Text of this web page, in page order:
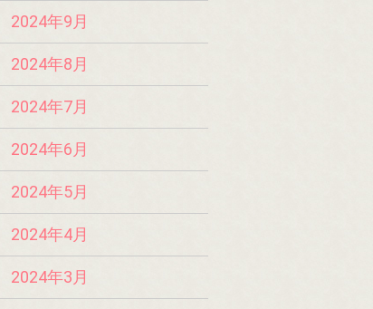
2024年9月
2024年8月
2024年7月
2024年6月
2024年5月
2024年4月
2024年3月